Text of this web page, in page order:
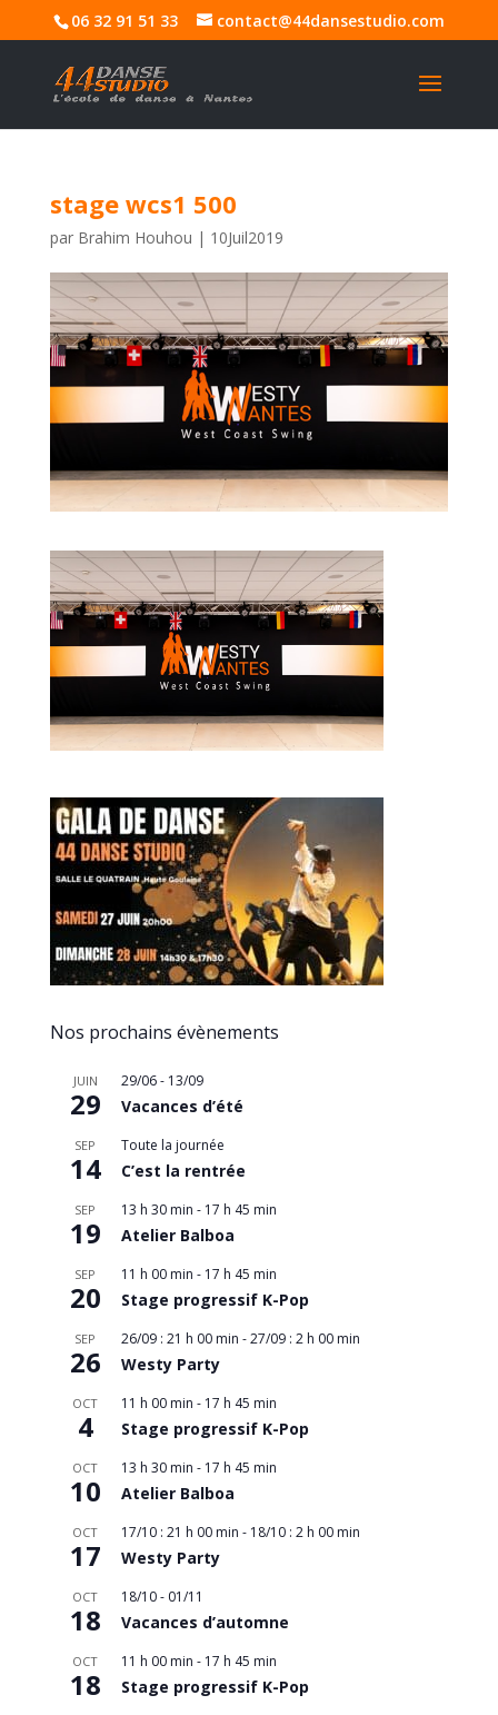
06 32 91 51 33 contact@44dansestudio.com
stage wcs1 500
par Brahim Houhou | 10Juil2019
Nos prochains évènements
JUIN
29
29/06- 13/09
Vacances d’été
SEP
14
Toute la journée
C’est la rentrée
SEP
19
13 h 30 min - 17 h 45 min
Atelier Balboa
SEP
20
11 h 00 min - 17 h 45 min
Stage progressif K-Pop
SEP
26
26/09 : 21 h 00 min -27/09 : 2 h 00 min
Westy Party
OCT
4
11 h 00 min - 17 h 45 min
Stage progressif K-Pop
OCT
10
13 h 30 min - 17 h 45 min
Atelier Balboa
OCT
17
17/10 : 21 h 00 min - 18/10 : 2 h 00 min
Westy Party
OCT
18
18/10- 01/11
Vacances d’automne
OCT
18
11 h 00 min - 17 h 45 min
Stage progressif K-Pop